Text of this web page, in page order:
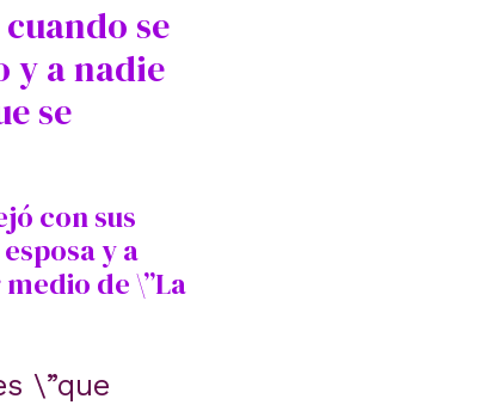
se
y a nadie
se
con sus
y a
de \”La
\”que